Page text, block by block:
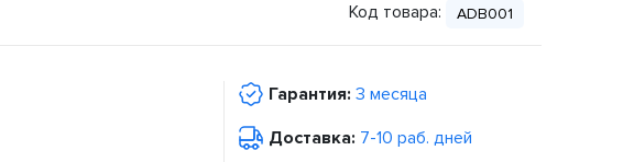
Код товара: ADB001
Гарантия: 3 месяца
Доставка: 7-10 раб. дней